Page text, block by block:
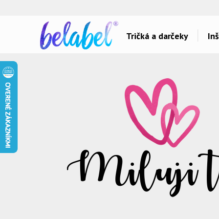
Tričká a darčeky
Dárky pro partnerku
Dárky pro přátele
Láska
Šport a auta
Hlášky
Detské
Hudba & Film
Humor
Ostatné